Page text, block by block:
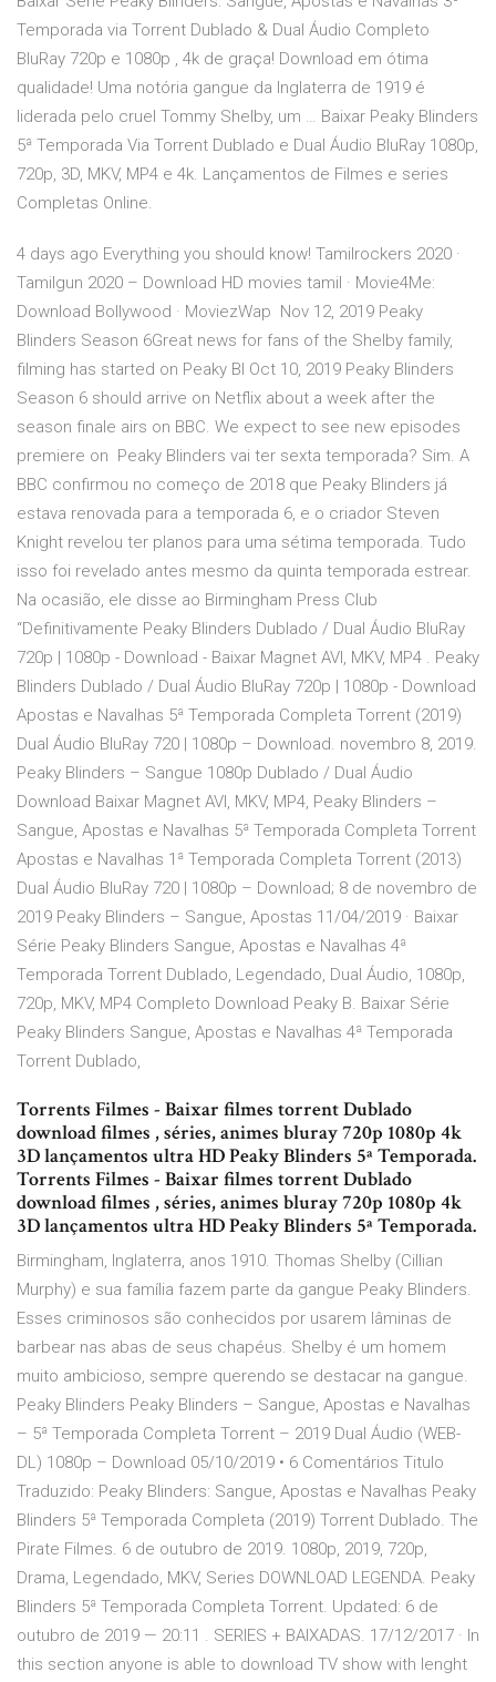
Temporada via Torrent Dublado & Dual Áudio Completo
BluRay 720p e 1080p , 4k de graça! Download em ótima
qualidade! Uma notória gangue da Inglaterra de 1919 é
liderada pelo cruel Tommy Shelby, um … Baixar Peaky Blinders
5ª Temporada Via Torrent Dublado e Dual Áudio BluRay 1080p,
720p, 3D, MKV, MP4 e 4k. Lançamentos de Filmes e series
Completas Online.
4 days ago Everything you should know! Tamilrockers 2020 ·
Tamilgun 2020 – Download HD movies tamil · Movie4Me:
Download Bollywood · MoviezWap Nov 12, 2019 Peaky
Blinders Season 6Great news for fans of the Shelby family,
filming has started on Peaky Bl Oct 10, 2019 Peaky Blinders
Season 6 should arrive on Netflix about a week after the
season finale airs on BBC. We expect to see new episodes
premiere on Peaky Blinders vai ter sexta temporada? Sim. A
BBC confirmou no começo de 2018 que Peaky Blinders já
estava renovada para a temporada 6, e o criador Steven
Knight revelou ter planos para uma sétima temporada. Tudo
isso foi revelado antes mesmo da quinta temporada estrear.
Na ocasião, ele disse ao Birmingham Press Club
“Definitivamente Peaky Blinders Dublado / Dual Áudio BluRay
720p | 1080p - Download - Baixar Magnet AVI, MKV, MP4 . Peaky
Blinders Dublado / Dual Áudio BluRay 720p | 1080p - Download
Apostas e Navalhas 5ª Temporada Completa Torrent (2019)
Dual Áudio BluRay 720 | 1080p – Download. novembro 8, 2019.
Peaky Blinders – Sangue 1080p Dublado / Dual Áudio
Download Baixar Magnet AVI, MKV, MP4, Peaky Blinders –
Sangue, Apostas e Navalhas 5ª Temporada Completa Torrent
Apostas e Navalhas 1ª Temporada Completa Torrent (2013)
Dual Áudio BluRay 720 | 1080p – Download; 8 de novembro de
2019 Peaky Blinders – Sangue, Apostas 11/04/2019 · Baixar
Série Peaky Blinders Sangue, Apostas e Navalhas 4ª
Temporada Torrent Dublado, Legendado, Dual Áudio, 1080p,
720p, MKV, MP4 Completo Download Peaky B. Baixar Série
Peaky Blinders Sangue, Apostas e Navalhas 4ª Temporada
Torrent Dublado,
Torrents Filmes - Baixar filmes torrent Dublado
download filmes , séries, animes bluray 720p 1080p 4k
3D lançamentos ultra HD Peaky Blinders 5ª Temporada.
Torrents Filmes - Baixar filmes torrent Dublado
download filmes , séries, animes bluray 720p 1080p 4k
3D lançamentos ultra HD Peaky Blinders 5ª Temporada.
Birmingham, Inglaterra, anos 1910. Thomas Shelby (Cillian
Murphy) e sua família fazem parte da gangue Peaky Blinders.
Esses criminosos são conhecidos por usarem lâminas de
barbear nas abas de seus chapéus. Shelby é um homem
muito ambicioso, sempre querendo se destacar na gangue.
Peaky Blinders Peaky Blinders – Sangue, Apostas e Navalhas
– 5ª Temporada Completa Torrent – 2019 Dual Áudio (WEB-
DL) 1080p – Download 05/10/2019 • 6 Comentários Titulo
Traduzido: Peaky Blinders: Sangue, Apostas e Navalhas Peaky
Blinders 5ª Temporada Completa (2019) Torrent Dublado. The
Pirate Filmes. 6 de outubro de 2019. 1080p, 2019, 720p,
Drama, Legendado, MKV, Series DOWNLOAD LEGENDA. Peaky
Blinders 5ª Temporada Completa Torrent. Updated: 6 de
outubro de 2019 — 20:11 . SERIES + BAIXADAS. 17/12/2017 · In
this section anyone is able to download TV show with lenght